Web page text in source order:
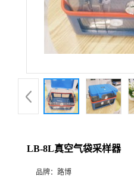
品
厅
LB-8L真空气袋采样器
品牌： 路博